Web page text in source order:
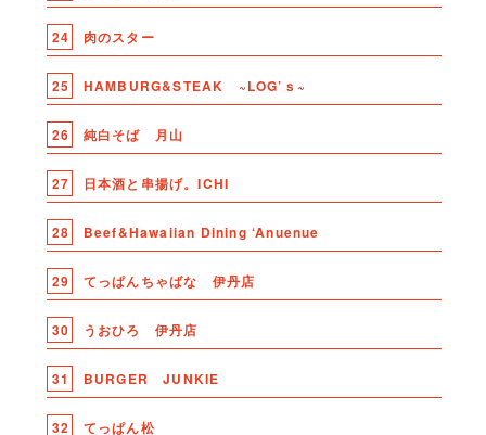
24 肉のスター
25 HAMBURG&STEAK ~LOG’ｓ~
26 純白そば 月山
27 日本酒と串揚げ。ICHI
28 Beef&Hawaiian Dining ‘Anuenue
29 てっぱんちゃばな 伊丹店
30 うおひろ 伊丹店
31 BURGER JUNKIE
32 てっぱん松